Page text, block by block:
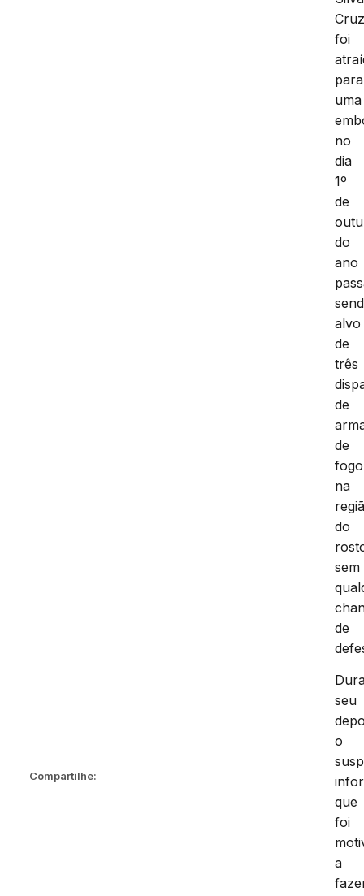
Compartilhe:
foi
para
uma
no
dia
1º
de
do
ano
alvo
de
três
de
de
fogo
na
do
sem
de
seu
o
que
foi
a